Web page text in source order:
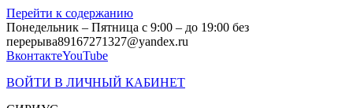
Перейти к содержанию
Понедельник – Пятница с 9:00 – до 19:00 без
перерыва89167271327@yandex.ru
ВконтактеYouTube
ВОЙТИ В ЛИЧНЫЙ КАБИНЕТ